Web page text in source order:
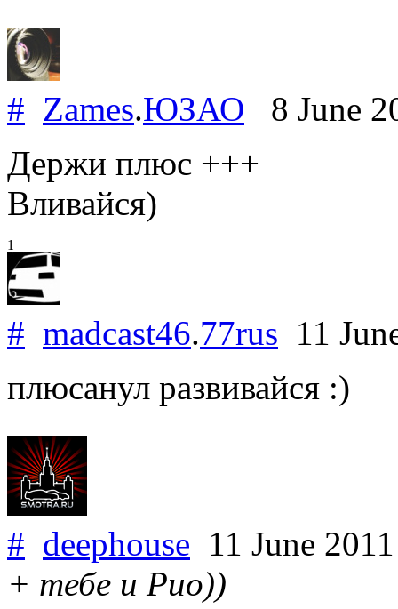
# Zames.ЮЗАО 8 June
Держи плюс +++
Вливайся)
1
# madcast46.77rus 11
плюсанул развивайся :)
# deephouse 11 June
+ тебе и Рио))